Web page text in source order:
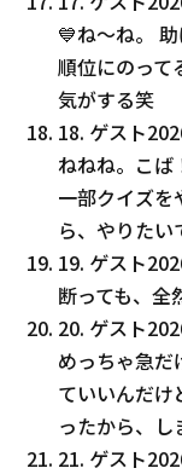
💙ね〜ね。
順位にのって
気がする笑
18. ゲスト
ねねね。こば
一部クイズを
ら、やりたい
19. ゲスト
断っても、全
20. ゲスト
めっちゃ急だ
ていいんだけ
ったから、し
21. ゲスト